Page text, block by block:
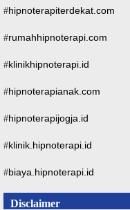
#hipnoterapiterdekat.com
#rumahhipnoterapi.com
#klinikhipnoterapi.id
#hipnoterapianak.com
#hipnoterapijogja.id
#klinik.hipnoterapi.id
#biaya.hipnoterapi.id
Disclaimer